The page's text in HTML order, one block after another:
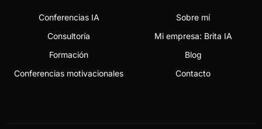
Conferencias IA
Consultoría
Formación
Conferencias motivacionales
Sobre mí
Mi empresa: Brita IA
Blog
Contacto